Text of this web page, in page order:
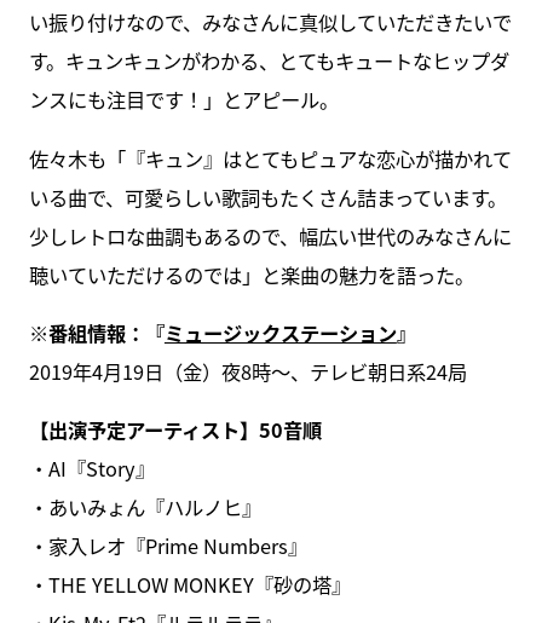
い振り付けなので、みなさんに真似していただきたいで
す。キュンキュンがわかる、とてもキュートなヒップダ
ンスにも注目です！」とアピール。
佐々木も「『キュン』はとてもピュアな恋心が描かれて
いる曲で、可愛らしい歌詞もたくさん詰まっています。
少しレトロな曲調もあるので、幅広い世代のみなさんに
聴いていただけるのでは」と楽曲の魅力を語った。
※番組情報：『ミュージックステーション』
2019年4月19日（金）夜8時～、テレビ朝日系24局
【出演予定アーティスト】50音順
・AI『Story』
・あいみょん『ハルノヒ』
・家入レオ『Prime Numbers』
・THE YELLOW MONKEY『砂の塔』